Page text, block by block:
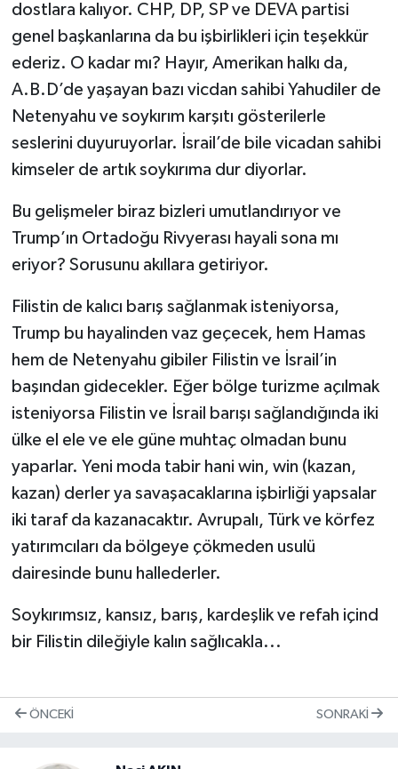
dostlara kalıyor. CHP, DP, SP ve DEVA partisi
genel başkanlarına da bu işbirlikleri için teşekkür
ederiz. O kadar mı? Hayır, Amerikan halkı da,
A.B.D’de yaşayan bazı vicdan sahibi Yahudiler de
Netenyahu ve soykırım karşıtı gösterilerle
seslerini duyuruyorlar. İsrail’de bile vicadan sahibi
kimseler de artık soykırıma dur diyorlar.
Bu gelişmeler biraz bizleri umutlandırıyor ve
Trump’ın Ortadoğu Rivyerası hayali sona mı
eriyor? Sorusunu akıllara getiriyor.
Filistin de kalıcı barış sağlanmak isteniyorsa,
Trump bu hayalinden vaz geçecek, hem Hamas
hem de Netenyahu gibiler Filistin ve İsrail’in
başından gidecekler. Eğer bölge turizme açılmak
isteniyorsa Filistin ve İsrail barışı sağlandığında iki
ülke el ele ve ele güne muhtaç olmadan bunu
yaparlar. Yeni moda tabir hani win, win (kazan,
kazan) derler ya savaşacaklarına işbirliği yapsalar
iki taraf da kazanacaktır. Avrupalı, Türk ve körfez
yatırımcıları da bölgeye çökmeden usulü
dairesinde bunu hallederler.
Soykırımsız, kansız, barış, kardeşlik ve refah içind
bir Filistin dileğiyle kalın sağlıcakla...
ÖNCEKI SONRAKI